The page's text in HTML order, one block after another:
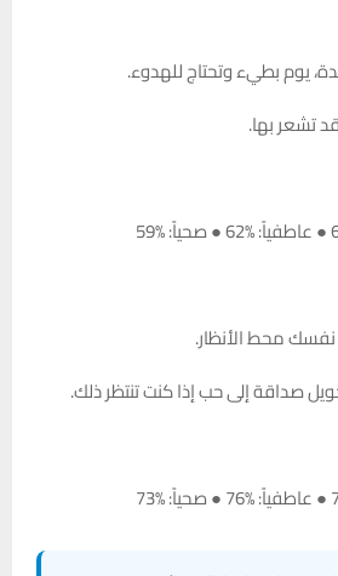
يوم بطيء وتحتاج للهدوء.
تشعر بها.
محط الأنظار.
صداقة إلى حب إذا كنت تنتظر ذلك.